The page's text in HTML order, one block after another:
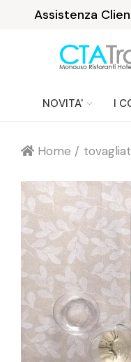
Assistenza
NOVITA' I
Home